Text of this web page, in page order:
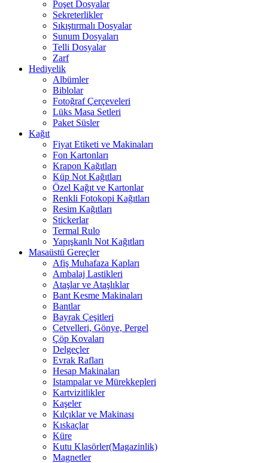
Poşet Dosyalar
Sekreterlikler
Sıkıştırmalı Dosyalar
Sunum Dosyaları
Telli Dosyalar
Zarf
Hediyelik
Albümler
Biblolar
Fotoğraf Çerçeveleri
Lüks Masa Setleri
Paket Süsler
Kağıt
Fiyat Etiketi ve Makinaları
Fon Kartonları
Krapon Kağıtları
Küp Not Kağıtları
Özel Kağıt ve Kartonlar
Renkli Fotokopi Kağıtları
Resim Kağıtları
Stickerlar
Termal Rulo
Yapışkanlı Not Kağıtları
Masaüstü Gereçler
Afiş Muhafaza Kapları
Ambalaj Lastikleri
Ataşlar ve Ataşlıklar
Bant Kesme Makinaları
Bantlar
Bayrak Çeşitleri
Cetvelleri, Gönye, Pergel
Çöp Kovaları
Delgeçler
Evrak Rafları
Hesap Makinaları
Istampalar ve Mürekkepleri
Kartvizitlikler
Kaşeler
Kılçıklar ve Makinası
Kıskaçlar
Küre
Kutu Klasörler(Magazinlik)
Magnetler